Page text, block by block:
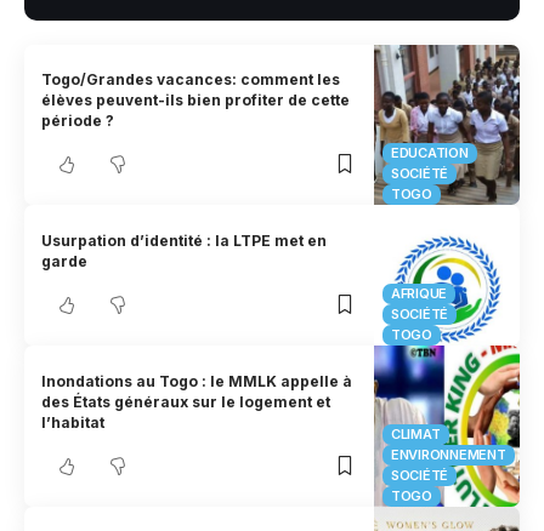
EDUCATION
SOCIÉTÉ
TOGO
Togo/Grandes vacances: comment les
élèves peuvent-ils bien profiter de cette
période ?
AFRIQUE
SOCIÉTÉ
TOGO
Usurpation d’identité : la LTPE met en
garde
CLIMAT
ENVIRONNEMENT
SOCIÉTÉ
TOGO
Inondations au Togo : le MMLK appelle à
des États généraux sur le logement et
l’habitat